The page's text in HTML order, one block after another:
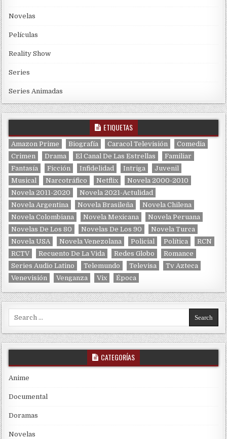
Novelas
Películas
Reality Show
Series
Series Animadas
ETIQUETAS
Amazon Prime Biografía Caracol Televisión
Comedia
Crimen
Drama El Canal De Las Estrellas
Familiar
Fantasía
Ficción Infidelidad Intriga
Juvenil
Musical
Narcotráfico Netflix
Novela 2000-2010
Novela 2011-2020
Novela 2021-Actulidad
Novela Argentina
Novela Brasileña
Novela Chilena
Novela Colombiana
Novela Mexicana
Novela Peruana
Novelas De Los 80
Novelas De Los 90
Novela Turca
Novela USA
Novela Venezolana Policial Política
RCN
RCTV
Recuento De La Vida Redes Globo
Romance
Series Audio Latino
Telemundo Televisa
Tv Azteca
Venevisión
Venganza Vix Época
Search for:
CATEGORÍAS
Anime
Documental
Doramas
Novelas